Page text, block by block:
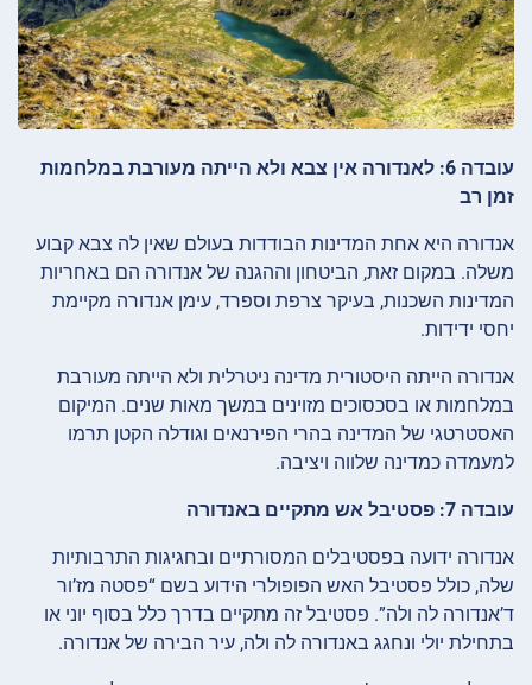
עובדה 6: לאנדורה אין צבא ולא הייתה מעורבת במלחמות
זמן רב
אנדורה היא אחת המדינות הבודדות בעולם שאין לה צבא קבוע
משלה. במקום זאת, הביטחון וההגנה של אנדורה הם באחריות
המדינות השכנות, בעיקר צרפת וספרד, עימן אנדורה מקיימת
יחסי ידידות.
אנדורה הייתה היסטורית מדינה ניטרלית ולא הייתה מעורבת
במלחמות או בסכסוכים מזוינים במשך מאות שנים. המיקום
האסטרטגי של המדינה בהרי הפירנאים וגודלה הקטן תרמו
למעמדה כמדינה שלווה ויציבה.
עובדה 7: פסטיבל אש מתקיים באנדורה
אנדורה ידועה בפסטיבלים המסורתיים ובחגיגות התרבותיות
שלה, כולל פסטיבל האש הפופולרי הידוע בשם “פסטה מז’ור
ד’אנדורה לה ולה”. פסטיבל זה מתקיים בדרך כלל בסוף יוני או
בתחילת יולי ונחגג באנדורה לה ולה, עיר הבירה של אנדורה.